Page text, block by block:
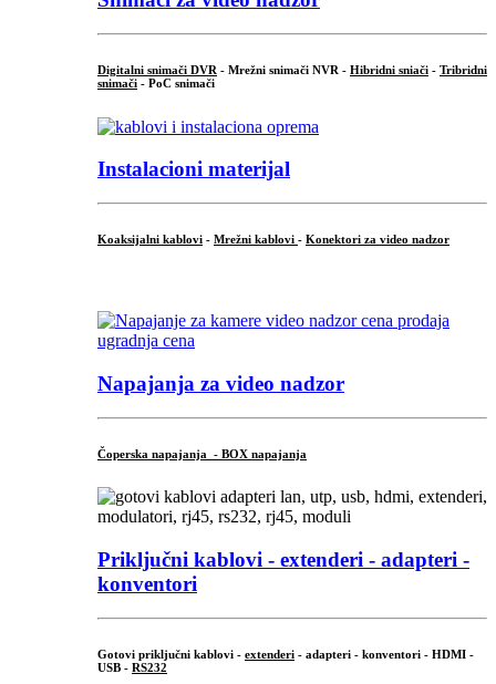
Digitalni snimači DVR - Mrežni snimači NVR - Hibridni sniači - Tribridni
snimači - PoC snimači
Instalacioni materijal
Koaksijalni kablovi - Mrežni kablovi - Konektori za video nadzor
Napajanja za video nadzor
Čoperska napajanja - BOX napajanja
Priključni kablovi - extenderi - adapteri -
konventori
Gotovi priključni kablovi - extenderi - adapteri - konventori - HDMI -
USB - RS232